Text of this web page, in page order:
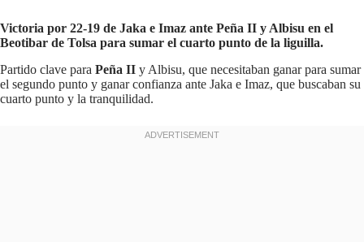
Victoria por 22-19 de Jaka e Imaz ante Peña II y Albisu en el
Beotibar de Tolsa para sumar el cuarto punto de la liguilla.
Partido clave para Peña II y Albisu, que necesitaban ganar para sumar
el segundo punto y ganar confianza ante Jaka e Imaz, que buscaban su
cuarto punto y la tranquilidad.